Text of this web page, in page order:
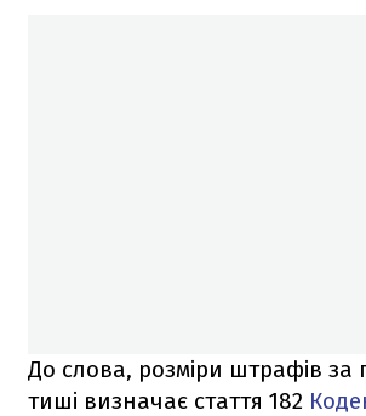
До слова, розміри штрафів за
тиші визначає стаття 182